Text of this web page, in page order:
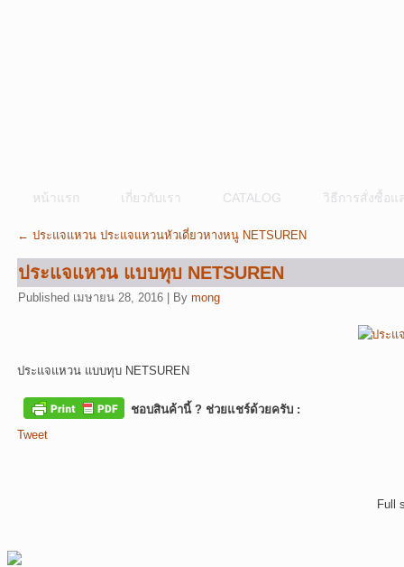
หน้าแรก เกี่ยวกับเรา CATALOG วิธีการสั่งซื้อแ
← ประแจแหวน ประแจแหวนหัวเดี่ยวหางหนู NETSUREN
ประแจแหวน แบบทุบ NETSUREN
Published เมษายน 28, 2016 By mong
ประแจแหวน แบบทุบ NETSUREN
ชอบสินค้านี้ ? ช่วยแชร์ด้วยครับ :
Tweet
Full